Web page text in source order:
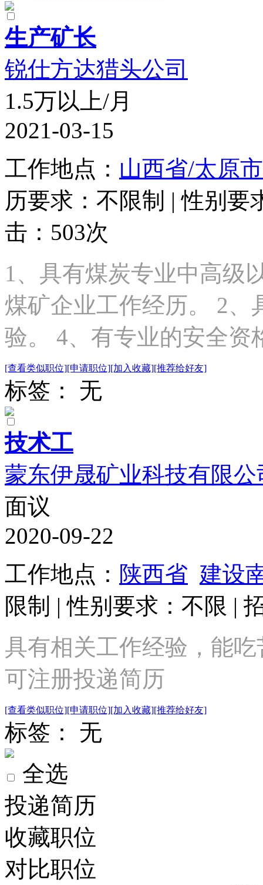
生产矿长
锐仕方达猎头公司
1.5万以上/月
2021-03-15
工作地点： 山西省/太原市
历要求：不限制 | 性别要
击：503次
1、具有煤炭专业中高级
煤矿企业工作经历。 2、
验。 4、有专业的安全资
[查看类似职位][申请职位][加入收藏][推荐给好友]
标签： 无
技术工
蒙东伊晟矿业科技有限公
面议
2020-09-22
工作地点： 陕西省 建设
限制 | 性别要求：不限 |
具有相关工作经验，能
可注册投递简历
[查看类似职位][申请职位][加入收藏][推荐给好友]
标签： 无
全选
投递简历
收藏职位
对比职位